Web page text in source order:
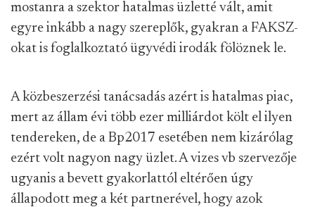
mostanra a szektor hatalmas üzletté vált, amit
egyre inkább a nagy szereplők, gyakran a FAKSZ-
okat is foglalkoztató ügyvédi irodák fölöznek le.
A közbeszerzési tanácsadás azért is hatalmas piac,
mert az állam évi több ezer milliárdot költ el ilyen
tendereken, de a Bp2017 esetében nem kizárólag
ezért volt nagyon nagy üzlet. A vizes vb szervezője
ugyanis a bevett gyakorlattól eltérően úgy
állapodott meg a két partnerével, hogy azok